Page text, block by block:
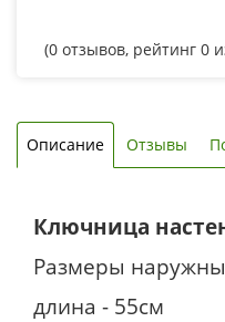
(0 отзывов, рейтинг 0
Описание Отзывы
Ключница
Размеры
длина - 55см